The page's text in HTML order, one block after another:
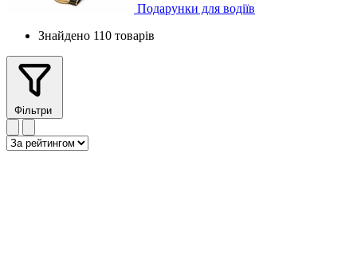
Подарунки для водіїв
Знайдено 110 товарів
Фільтри